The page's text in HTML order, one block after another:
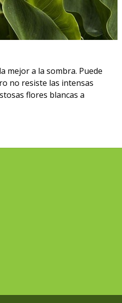
mejor a la sombra. Puede
no resiste las intensas
flores blancas a